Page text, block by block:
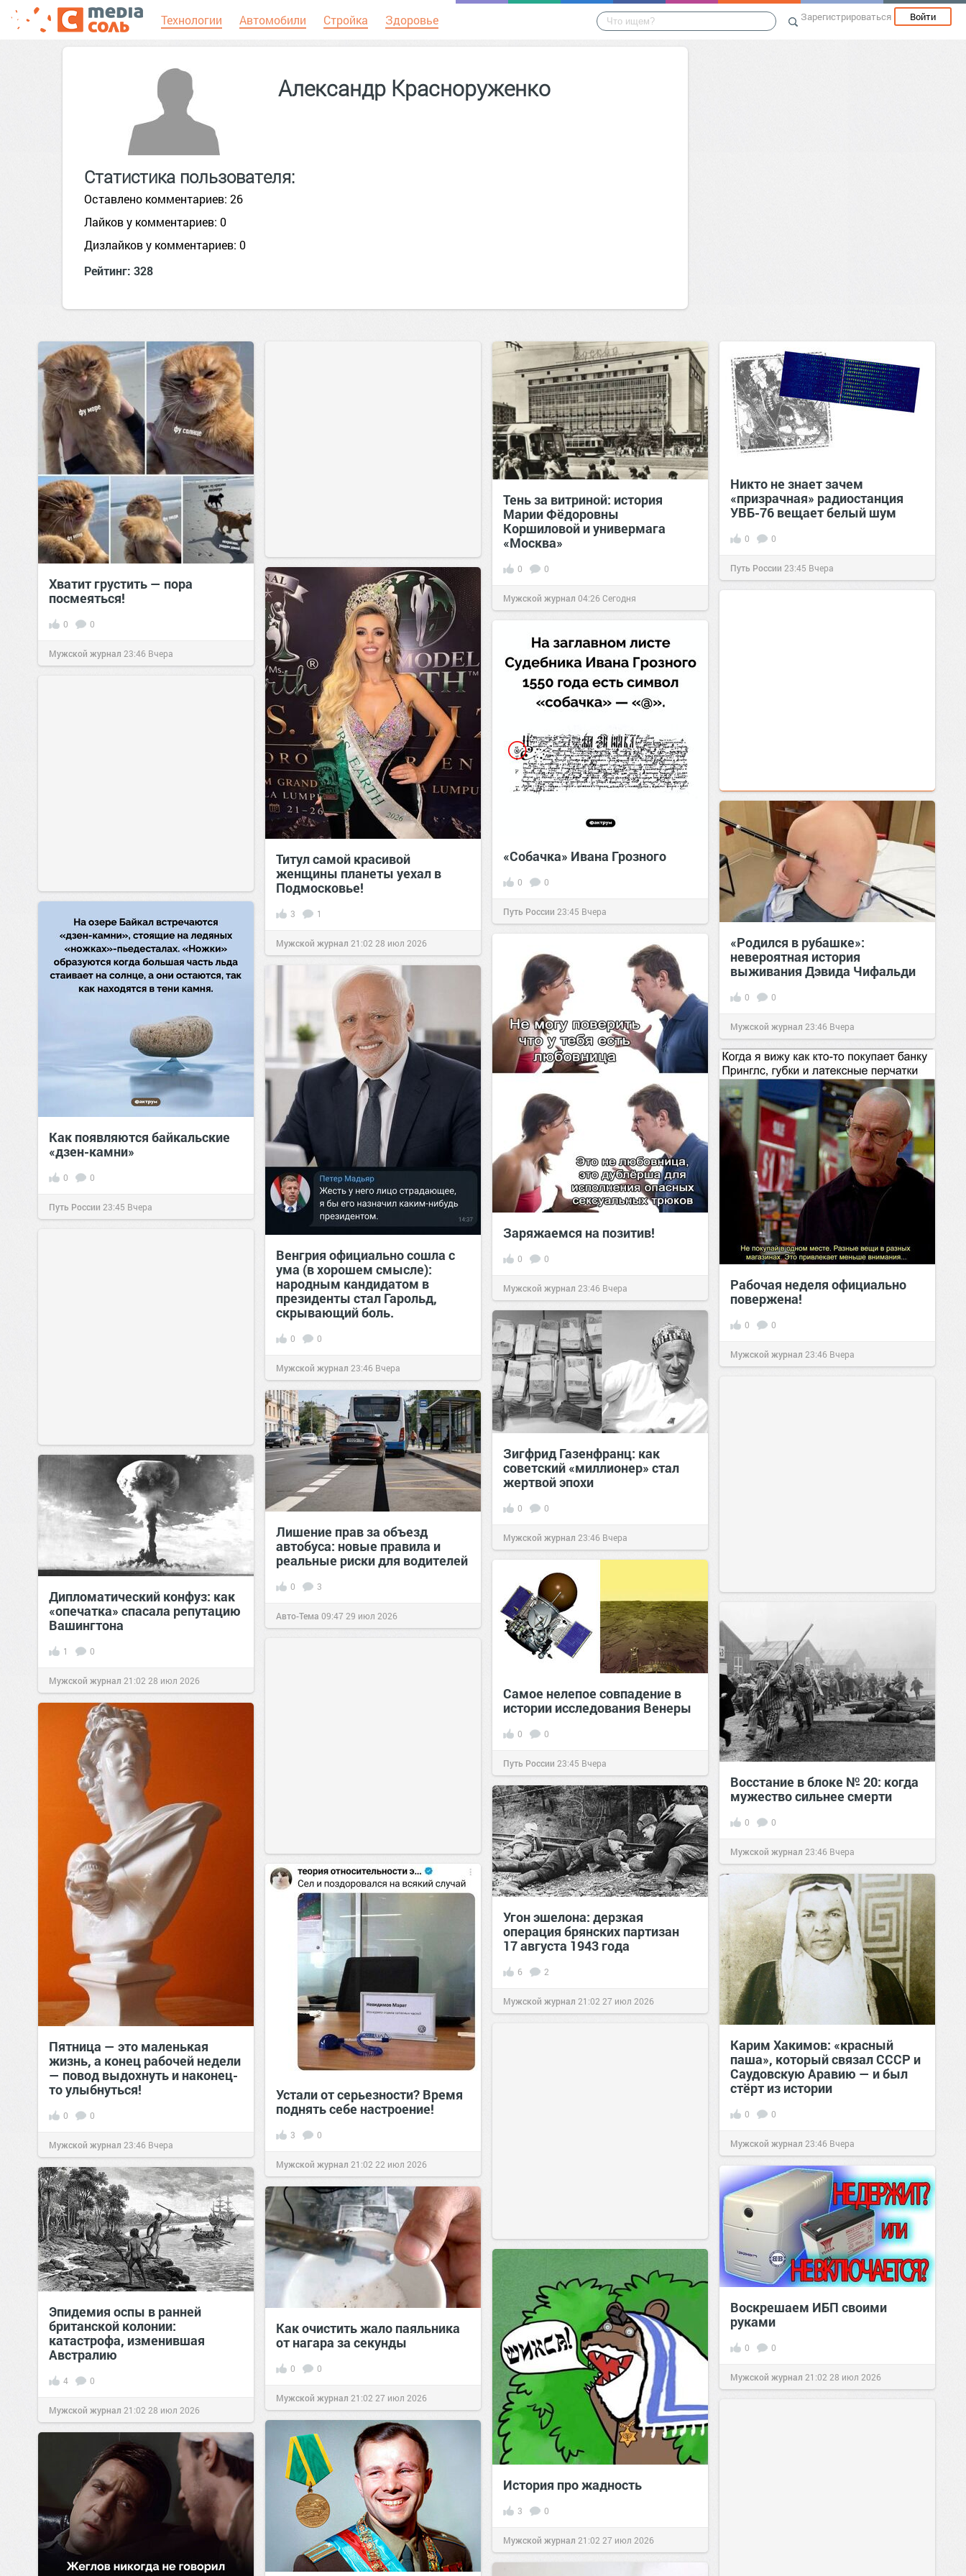
Технологии Автомобили Стройка Здоровье Зарегистрироваться Войти
Александр Красноруженко
Статистика пользователя:
Оставлено комментариев: 26
Лайков у комментариев: 0
Дизлайков у комментариев: 0
Рейтинг: 328
Хватит грустить — пора
посмеяться!
0 0
Мужской журнал 23:46 Вчера
Тень за витриной: история
Марии Фёдоровны
Коршиловой и универмага
«Москва»
0 0
Мужской журнал 04:26Сегодня
Никто не знает зачем
«призрачная» радиостанция
УВБ-76 вещает белый шум
0 0
Путь России 23:45 Вчера
Титул самой красивой
женщины планеты уехал в
Подмосковье!
3 1
Мужской журнал 21:02 28 июл 2026
«Собачка» Ивана Грозного
0 0
Путь России 23:45 Вчера
«Родился в рубашке»:
невероятная история
выживания Дэвида Чифальди
0 0
Мужской журнал 23:46 Вчера
Как появляются байкальские
«дзен-камни»
0 0
Путь России 23:45 Вчера
Заряжаемся на позитив!
0 0
Мужской журнал 23:46 Вчера
Венгрия официально сошла с
ума (в хорошем смысле):
народным кандидатом в
президенты стал Гарольд,
скрывающий боль.
0 0
Мужской журнал 23:46 Вчера
Рабочая неделя официально
повержена!
0 0
Мужской журнал 23:46 Вчера
Зигфрид Газенфранц: как
советский «миллионер» стал
жертвой эпохи
0 0
Мужской журнал 23:46 Вчера
Лишение прав за объезд
автобуса: новые правила и
реальные риски для водителей
0 3
Авто-Тема 09:47 29 июл 2026
Дипломатический конфуз: как
«опечатка» спасала репутацию
Вашингтона
1 0
Мужской журнал 21:02 28 июл 2026
Самое нелепое совпадение в
истории исследования Венеры
0 0
Путь России 23:45 Вчера
Восстание в блоке № 20: когда
мужество сильнее смерти
0 0
Мужской журнал 23:46 Вчера
Пятница — это маленькая
жизнь, а конец рабочей недели
— повод выдохнуть и наконец-
то улыбнуться!
0 0
Мужской журнал 23:46 Вчера
Угон эшелона: дерзкая
операция брянских партизан
17 августа 1943 года
6 2
Мужской журнал 21:02 27 июл 2026
Устали от серьезности? Время
поднять себе настроение!
3 0
Мужской журнал 21:02 22 июл 2026
Карим Хакимов: «красный
паша», который связал СССР и
Саудовскую Аравию — и был
стёрт из истории
0 0
Мужской журнал 23:46 Вчера
Воскрешаем ИБП своими
руками
0 0
Мужской журнал 21:02 28 июл 2026
Эпидемия оспы в ранней
британской колонии:
катастрофа, изменившая
Австралию
4 0
Мужской журнал 21:02 28 июл 2026
Как очистить жало паяльника
от нагара за секунды
0 0
Мужской журнал 21:02 27 июл 2026
История про жадность
3 0
Мужской журнал 21:02 27 июл 2026